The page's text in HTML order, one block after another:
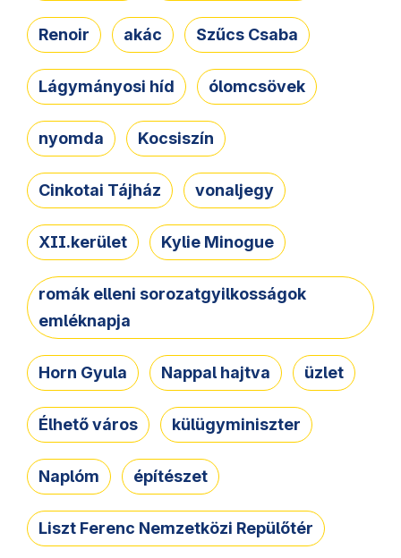
Renoir akác Szűcs Csaba
Lágymányosi híd ólomcsövek
nyomda Kocsiszín
Cinkotai Tájház vonaljegy
XII.kerület Kylie Minogue
romák elleni sorozatgyilkosságok
emléknapja
Horn Gyula Nappal hajtva üzlet
Élhető város külügyminiszter
Naplóm építészet
Liszt Ferenc Nemzetközi Repülőtér